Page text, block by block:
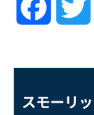
Facebook